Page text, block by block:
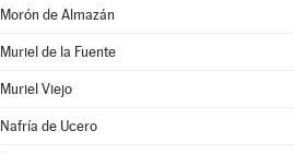
Morón de Almazán
Muriel de la Fuente
Muriel Viejo
Nafría de Ucero